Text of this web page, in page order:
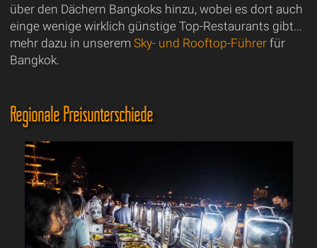
über den Dächern Bangkoks hinzu, wobei es dort auch
einge wenige wirklich günstige Top-Restaurants gibt...
mehr dazu in unserem Sky- und Rooftop-Führerfür
Bangkok.
Regionale Preisunterschiede